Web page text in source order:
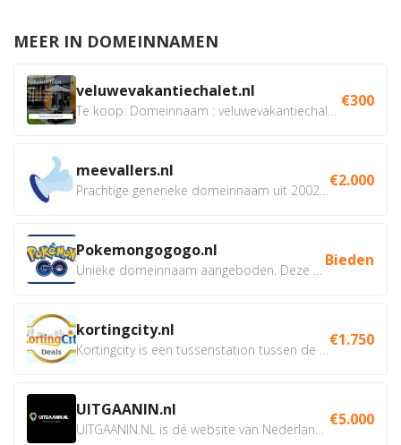
MEER IN DOMEINNAMEN
veluwevakantiechalet.nl €300
meevallers.nl €2.000
Pokemongogogo.nl Bieden
kortingcity.nl €1.750
UITGAANIN.nl €5.000